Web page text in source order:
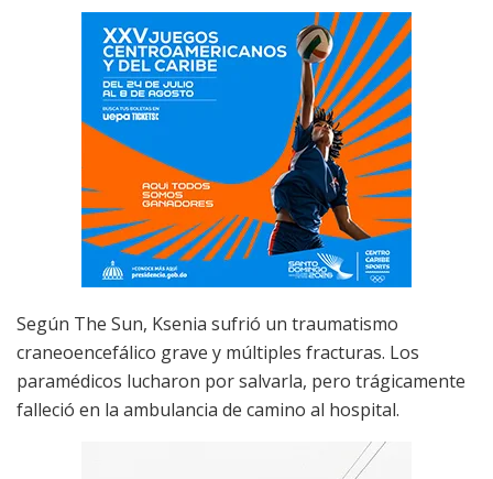
Según The Sun, Ksenia sufrió un traumatismo
craneoencefálico grave y múltiples fracturas. Los
paramédicos lucharon por salvarla, pero trágicamente
falleció en la ambulancia de camino al hospital.